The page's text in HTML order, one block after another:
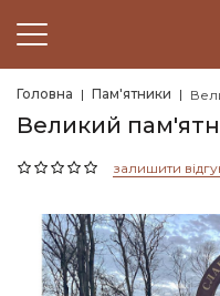
Головна Пам'ятники
Великий
залишити